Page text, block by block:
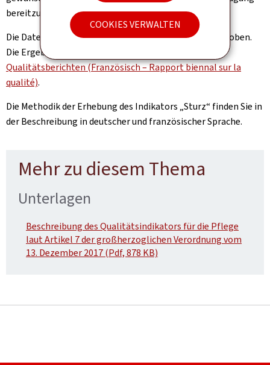
COOKIES VERWALTEN
bereitzustellen.
Die Daten zu den Stürzen werden seit 2019 jährlich erhoben.
Die Ergebnisse werden in den zweijährlichen
Qualitätsberichten (Französisch – Rapport biennal sur la
qualité).
Die Methodik der Erhebung des Indikators „Sturz“ finden Sie in
der Beschreibung in deutscher und französischer Sprache.
Mehr zu diesem Thema
Unterlagen
Beschreibung des Qualitätsindikators für die Pflege
laut Artikel 7 der großherzoglichen Verordnung vom
13. Dezember 2017 (Pdf, 878 KB)